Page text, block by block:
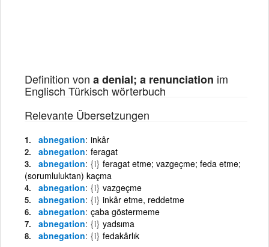
Definition von a denial; a renunciation im
Englisch Türkisch wörterbuch
Relevante Übersetzungen
abnegation inkâr
abnegation feragat
abnegation {i} feragat etme; vazgeçme; feda etme;
(sorumluluktan) kaçma
abnegation {i} vazgeçme
abnegation {i} inkâr etme, reddetme
abnegation çaba göstermeme
abnegation {i} yadsıma
abnegation {i} fedakârlık